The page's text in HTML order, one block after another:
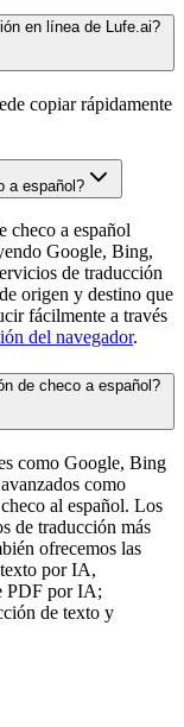
en línea de Lufe.ai?
copiar rápidamente
a español?
checo a español
Google, Bing,
de traducción
origen y destino que
fácilmente a través
del navegador.
de checo a español?
como Google, Bing
como
al español. Los
de traducción más
ofrecemos las
por IA,
PDF por IA;
de texto y